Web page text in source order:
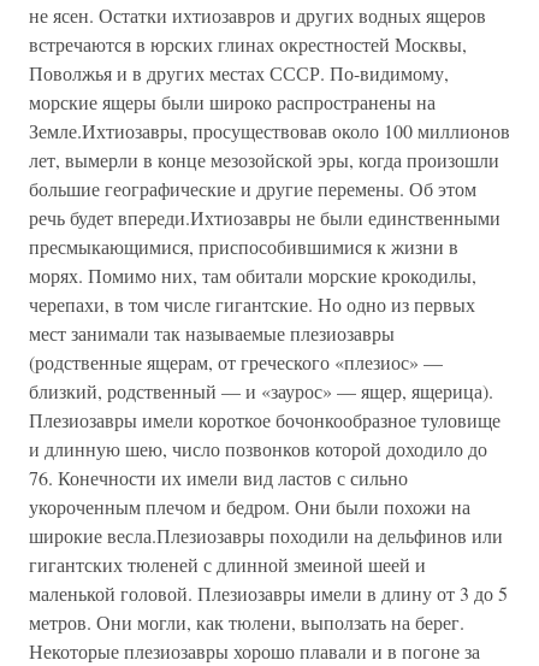
не ясен. Остатки ихтиозавров и других водных ящеров
встречаются в юрских глинах окрестностей Москвы,
Поволжья и в других местах СССР. По-видимому,
морские ящеры были широко распространены на
Земле.Ихтиозавры, просуществовав около 100 миллионов
лет, вымерли в конце мезозойской эры, когда произошли
большие географические и другие перемены. Об этом
речь будет впереди.Ихтиозавры не были единственными
пресмыкающимися, приспособившимися к жизни в
морях. Помимо них, там обитали морские крокодилы,
черепахи, в том числе гигантские. Но одно из первых
мест занимали так называемые плезиозавры
(родственные ящерам, от греческого «плезиос» —
близкий, родственный — и «заурос» — ящер, ящерица).
Плезиозавры имели короткое бочонкообразное туловище
и длинную шею, число позвонков которой доходило до
76. Конечности их имели вид ластов с сильно
укороченным плечом и бедром. Они были похожи на
широкие весла.Плезиозавры походили на дельфинов или
гигантских тюленей с длинной змеиной шеей и
маленькой головой. Плезиозавры имели в длину от 3 до 5
метров. Они могли, как тюлени, выползать на берег.
Некоторые плезиозавры хорошо плавали и в погоне за